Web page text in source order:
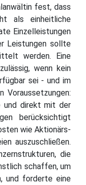
fest, dass
als einheitliche
Einzelleistungen
Leistungen sollte
werden. Eine
wenn kein
sei - und im
Voraussetzungen:
und direkt mit der
berücksichtigt
wie Aktionärs-
auszuschließen.
die
schaffen, um
und forderte eine